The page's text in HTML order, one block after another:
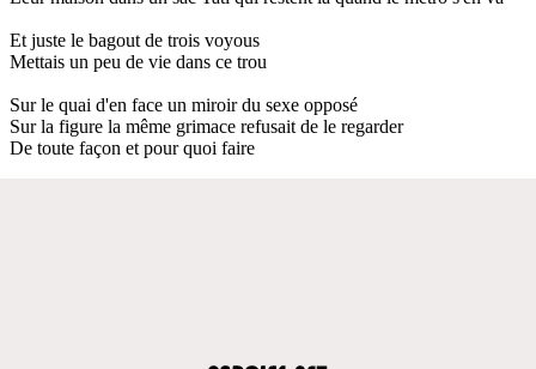
Et juste le bagout de trois voyous
Mettais un peu de vie dans ce trou
Sur le quai d'en face un miroir du sexe opposé
Sur la figure la même grimace refusait de le regarder
De toute façon et pour quoi faire